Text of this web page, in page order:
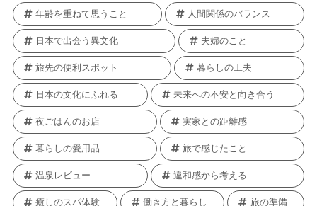
年齢を重ねて思うこと 人間関係のバランス
日本で出会う異文化 夫婦のこと
旅先の便利スポット 暮らしの工夫
日本の文化にふれる 未来への不安と向き合う
夜ごはんのお店 実家との距離感
暮らしの愛用品 旅で感じたこと
温泉レビュー 違和感から考える
癒しのスパ体験 働き方と暮らし 旅の準備